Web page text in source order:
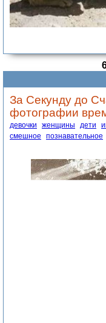
За Секунду до
фотографии
девочки женщины дети
смешное
познавательное